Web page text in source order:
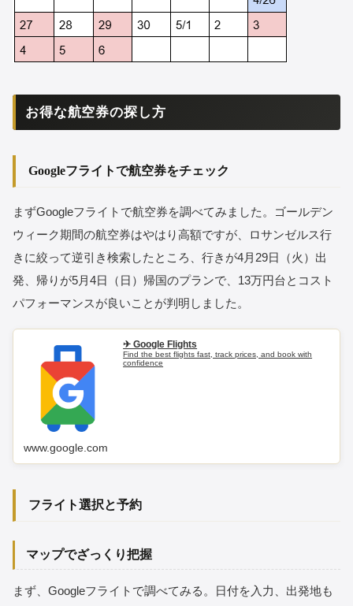
お得な航空券の探し方
Googleフライトで航空券をチェック
まずGoogleフライトで航空券を調べてみました。ゴールデン
ウィーク期間の航空券はやはり高額ですが、ロサンゼルス行
きに絞って逆引き検索したところ、行きが4月29日（火）出
発、帰りが5月4日（日）帰国のプランで、13万円台とコスト
パフォーマンスが良いことが判明しました。
✈ Google Flights
Find the best flights fast, track prices, and book with
confidence
www.google.com
フライト選択と予約
マップでざっくり把握
まず、Googleフライトで調べてみる。日付を入力、出発地も